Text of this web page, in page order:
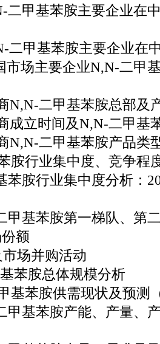
二甲基苯胺主要企业在
二甲基苯胺主要企业在
市场主要企业N,N-二甲
N,N-二甲基苯胺总部及
成立时间及N,N-二甲基
N,N-二甲基苯胺产品类
胺行业集中度、竞争程
苯胺行业集中度分析：
甲基苯胺第一梯队、第
额
场并购活动
苯胺总体规模分析
基苯胺供需现状及预测
甲基苯胺产能、产量、